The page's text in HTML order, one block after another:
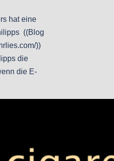
hat eine
((Blog
))
die
die E-